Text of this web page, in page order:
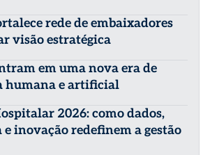
rede de embaixadores
visão estratégica
em uma nova era de
humana e artificial
2026: como dados,
inovação redefinem a gestão